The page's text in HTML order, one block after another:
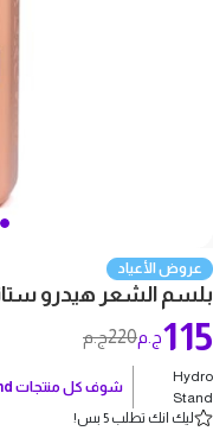
عروض الأعياد
بلسم الشعر هيدرو ستاند مع
220ج.م 115ج.م
Hydro
Stand
شوف كل منتجات
ليك انك تطلب 5 بس!